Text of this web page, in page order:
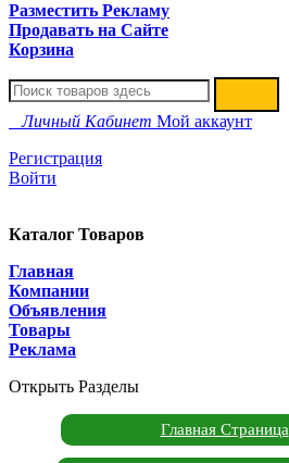
Разместить Рекламу
Продавать на Сайте
Корзина
Личный Кабинет Мой аккаунт
Регистрация
Войти
Каталог Товаров
Главная
Компании
Объявления
Товары
Реклама
Открыть Разделы
Главная Страница